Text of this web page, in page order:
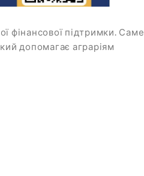
фінансової підтримки. Саме
допомагає аграріям